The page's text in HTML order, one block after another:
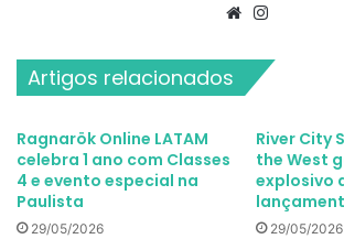
Website
Artigos relacionados
Ragnarök Online LATAM
celebra 1 ano com Classes
4 e evento especial na
Paulista
29/05/2026
River City
the West
explosivo
29/05/2026